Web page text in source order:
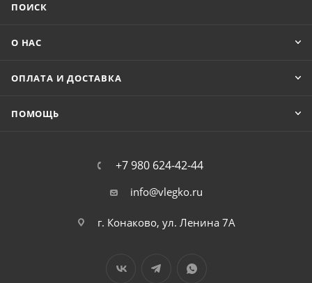
ПОИСК
О НАС
ОПЛАТА И ДОСТАВКА
ПОМОЩЬ
+7 980 624-42-44
info@vlegko.ru
г. Конаково, ул. Ленина 7А